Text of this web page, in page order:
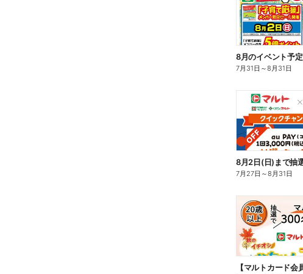
8月のイベント予定
7月31日 ～8月31日
7月27日 ～8月31日